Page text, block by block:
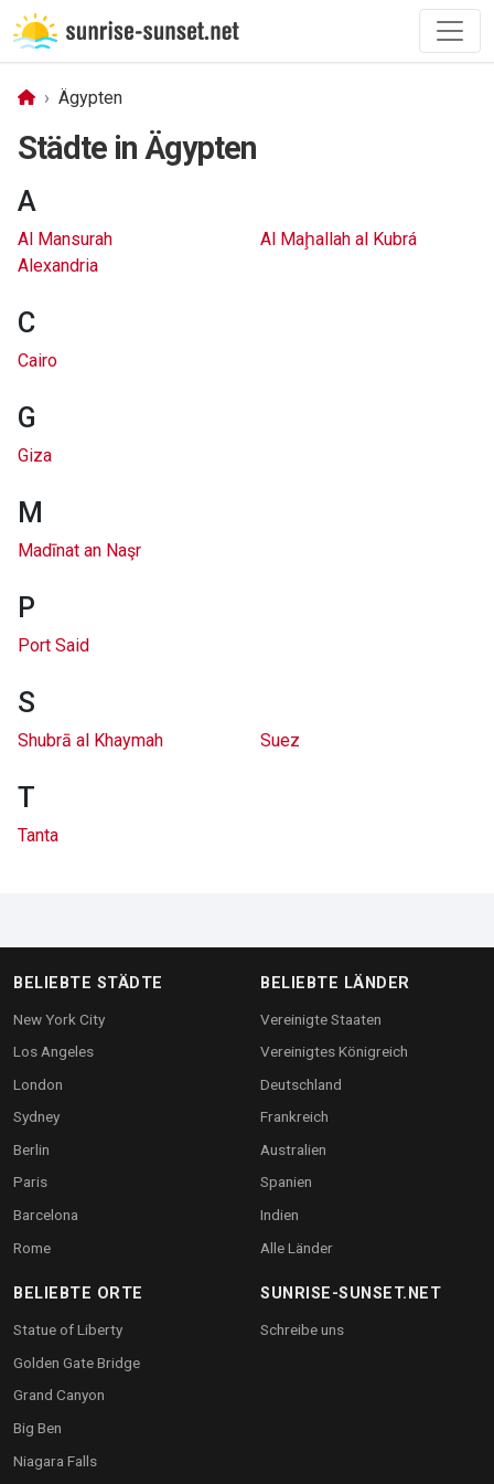
Ägypten
Städte in Ägypten
A
Al Mansurah
Al Maḩallah al Kubrá
Alexandria
C
Cairo
G
Giza
M
Madīnat an Naşr
P
Port Said
S
Shubrā al Khaymah Suez
T
Tanta
BELIEBTE STÄDTE
New York City
Los Angeles
London
Sydney
Berlin
Paris
Barcelona
Rome
BELIEBTE LÄNDER
Vereinigte Staaten
Vereinigtes Königreich
Deutschland
Frankreich
Australien
Spanien
Indien
Alle Länder
BELIEBTE ORTE
Statue of Liberty
Golden Gate Bridge
Grand Canyon
Big Ben
Niagara Falls
SUNRISE-SUNSET.NET
Schreibe uns